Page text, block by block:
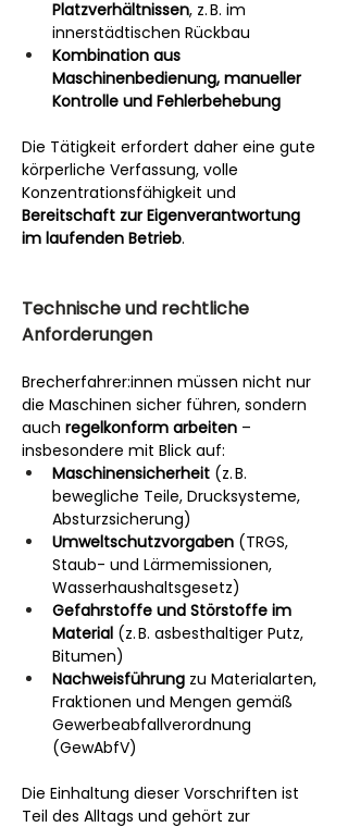
Platzverhältnissen, z. B. im
innerstädtischen Rückbau
Kombination aus
Maschinenbedienung, manueller
Kontrolle und Fehlerbehebung
Die Tätigkeit erfordert daher eine gute
körperliche Verfassung, volle
Konzentrationsfähigkeit und
Bereitschaft zur Eigenverantwortung
im laufenden Betrieb.
Technische und rechtliche
Anforderungen
Brecherfahrer:innen müssen nicht nur
die Maschinen sicher führen, sondern
auch regelkonform arbeiten –
insbesondere mit Blick auf:
Maschinensicherheit (z. B.
bewegliche Teile, Drucksysteme,
Absturzsicherung)
Umweltschutzvorgaben (TRGS,
Staub- und Lärmemissionen,
Wasserhaushaltsgesetz)
Gefahrstoffe und Störstoffe im
Material (z. B. asbesthaltiger Putz,
Bitumen)
Nachweisführung zu Materialarten,
Fraktionen und Mengen gemäß
Gewerbeabfallverordnung
(GewAbfV)
Die Einhaltung dieser Vorschriften ist
Teil des Alltags und gehört zur